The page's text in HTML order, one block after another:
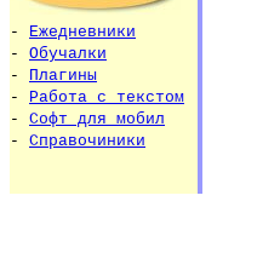
- Ежедневники
- Обучалки
- Плагины
- Работа с текстом
- Софт для мобил
- Справочиники